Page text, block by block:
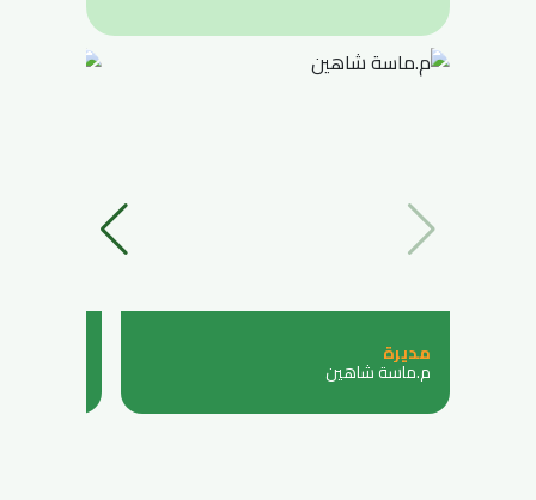
مديرة
م.ماسة شاهين